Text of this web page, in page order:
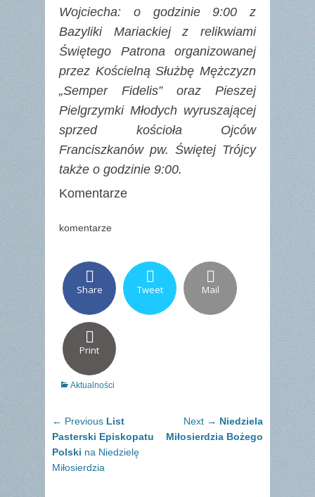
Wojciecha: o godzinie 9:00 z
Bazyliki Mariackiej z relikwiami
Świętego Patrona organizowanej
przez Kościelną Służbę Mężczyzn
„Semper Fidelis” oraz Pieszej
Pielgrzymki Młodych wyruszającej
sprzed kościoła Ojców
Franciszkanów pw. Świętej Trójcy
także o godzinie 9:00.
Komentarze
komentarze
Share Tweet Mail
Print
Categories
Aktualności
Nawigacja
wpisu
← Previous Previous
post:
List
Pasterski Episkopatu
Polski na Niedzielę
Miłosierdzia
Next → Next
post:
Niedziela
Miłosierdzia Bożego